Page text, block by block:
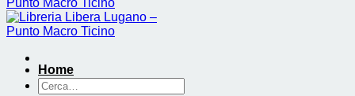
Cerca:
Home